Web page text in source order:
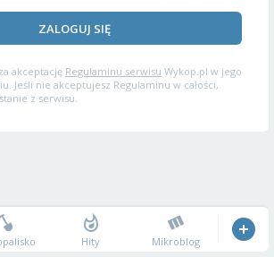
ZALOGUJ SIĘ
akceptację Regulaminu serwisu Wykop.pl w jego
Jeśli nie akceptujesz Regulaminu w całości,
z serwisu.
Hity Mikroblog